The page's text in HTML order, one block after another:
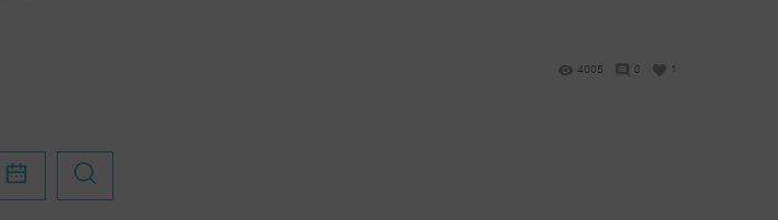
4005 0 1